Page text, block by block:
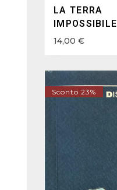
LA TERRA
IMPOSSIBILE
14,00 €
Sconto 23%